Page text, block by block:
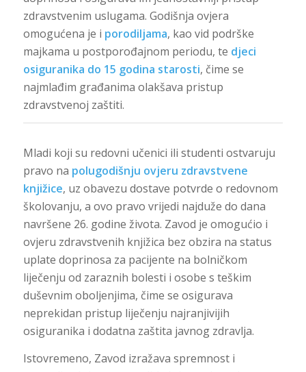
zdravstvenim uslugama. Godišnja ovjera
omogućena je i porodiljama, kao vid podrške
majkama u postporođajnom periodu, te djeci
osiguranika do 15 godina starosti, čime se
najmlađim građanima olakšava pristup
zdravstvenoj zaštiti.
Mladi koji su redovni učenici ili studenti ostvaruju
pravo na polugodišnju ovjeru zdravstvene
knjižice, uz obavezu dostave potvrde o redovnom
školovanju, a ovo pravo vrijedi najduže do dana
navršene 26. godine života. Zavod je omogućio i
ovjeru zdravstvenih knjižica bez obzira na status
uplate doprinosa za pacijente na bolničkom
liječenju od zaraznih bolesti i osobe s teškim
duševnim oboljenjima, čime se osigurava
neprekidan pristup liječenju najranjivijih
osiguranika i dodatna zaštita javnog zdravlja.
Istovremeno, Zavod izražava spremnost i